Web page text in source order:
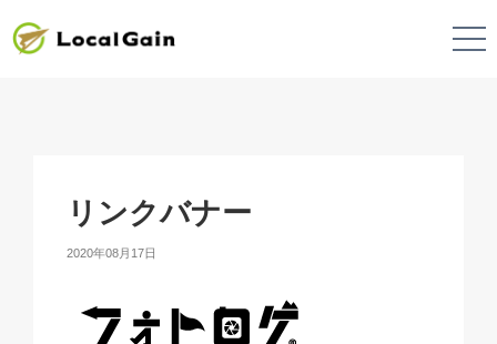
リンクバナー
2020年08月17日